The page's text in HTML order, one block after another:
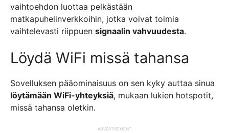
vaihtoehdon luottaa pelkästään
matkapuhelinverkkoihin, jotka voivat toimia
vaihtelevasti riippuen signaalin vahvuudesta.
Löydä WiFi missä tahansa
Sovelluksen pääominaisuus on sen kyky auttaa sinua
löytämään WiFi-yhteyksiä, mukaan lukien hotspotit,
missä tahansa oletkin.
ADVERTISEMENT